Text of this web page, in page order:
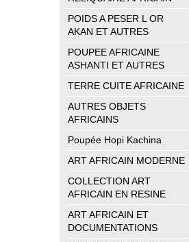
POIDS A PESER L OR
AKAN ET AUTRES
POUPEE AFRICAINE
ASHANTI ET AUTRES
TERRE CUITE AFRICAINE
AUTRES OBJETS
AFRICAINS
Poupée Hopi Kachina
ART AFRICAIN MODERNE
COLLECTION ART
AFRICAIN EN RESINE
ART AFRICAIN ET
DOCUMENTATIONS